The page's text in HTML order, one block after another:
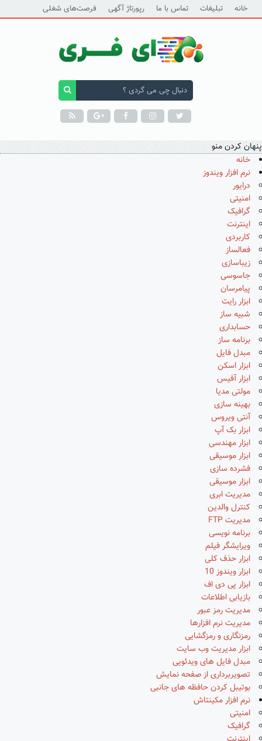
خانه تبلیغات تماس با ما رپورتاژ آگهی فرصت‌های شغلی
پنهان کردن منو
خانه
نرم افزار ویندوز
درایور
امنیتی
گرافیک
اینترنت
کاربردی
فعالساز
زیباسازی
جاسوسی
پیامرسان
ابزار رایت
شبیه ساز
حسابداری
برنامه ساز
مبدل فایل
ابزار اسکن
ابزار آفیس
مولتی مدیا
بهینه سازی
آنتی ویروس
ابزار بک آپ
ابزار مهندسی
ابزار موسیقی
فشرده سازی
ابزار موسیقی
مدیریت ابری
کنترل والدین
مدیریت FTP
برنامه نویسی
ویرایشگر فیلم
ابزار حذف کلی
ابزار ویندوز 10
ابزار پی دی اف
بازیابی اطلاعات
مدیریت رمز عبور
مدیریت نرم افزارها
رمزنگاری و رمزگشایی
ابزار مدیریت وب سایت
مبدل فایل های ویدئویی
تصویربرداری از صفحه نمایش
بوتیبل کردن حافظه های جانبی
نرم افزار مکینتاش
امنیتی
گرافیک